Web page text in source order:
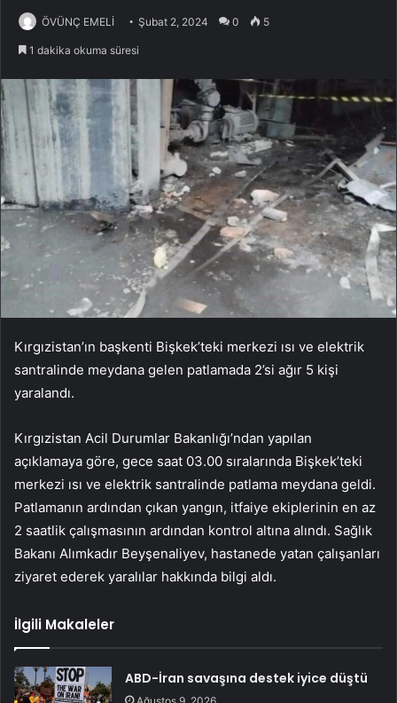
ÖVÜNÇ EMELİ Şubat 2, 2024 0 5
1 dakika okuma süresi
Kırgızistan’ın başkenti Bişkek’teki merkezi ısı ve elektrik
santralinde meydana gelen patlamada 2’si ağır 5 kişi
yaralandı.
Kırgızistan Acil Durumlar Bakanlığı’ndan yapılan
açıklamaya göre, gece saat 03.00 sıralarında Bişkek’teki
merkezi ısı ve elektrik santralinde patlama meydana geldi.
Patlamanın ardından çıkan yangın, itfaiye ekiplerinin en az
2 saatlik çalışmasının ardından kontrol altına alındı. Sağlık
Bakanı Alımkadır Beyşenaliyev, hastanede yatan çalışanları
ziyaret ederek yaralılar hakkında bilgi aldı.
İlgili Makaleler
ABD-İran savaşına destek iyice düştü